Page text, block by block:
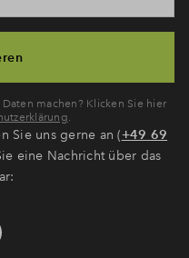
machen? Klicken Sie hier
.
Sie uns gerne an (+49 69
eine Nachricht über das